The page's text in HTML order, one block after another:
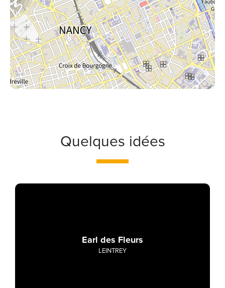
Quelques idées
Earl des Fleurs
LEINTREY